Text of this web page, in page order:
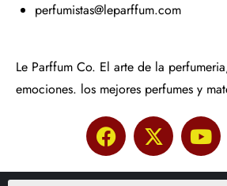
perfumistas@leparffum.com
Le Parffum Co. El arte de la
emociones. los mejores perfumes y